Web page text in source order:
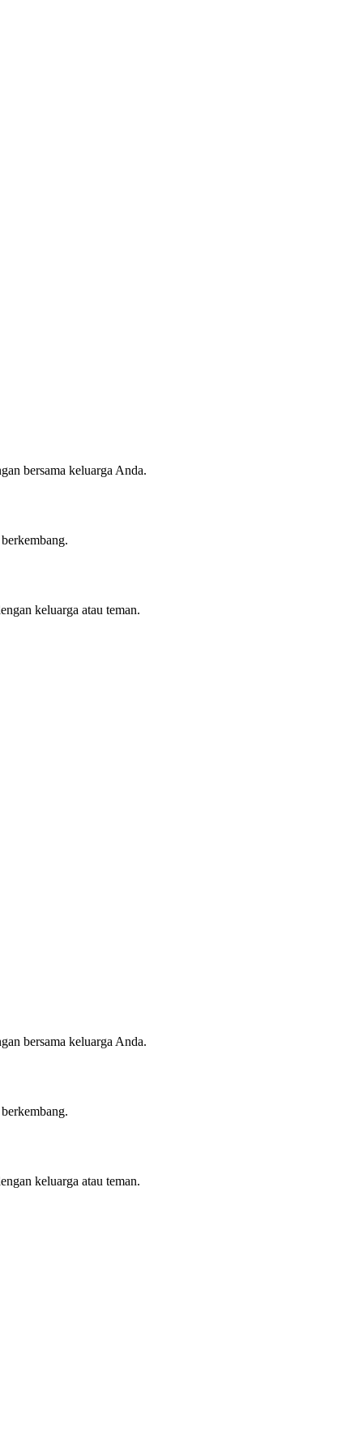
bersama keluarga Anda.
keluarga atau teman.
bersama keluarga Anda.
keluarga atau teman.